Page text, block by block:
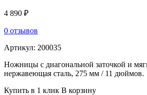
4 890 ₽
0 отзывов
Артикул: 200035
Ножницы с диагональной заточкой и
нержавеющая сталь, 275 мм / 11
Купить в 1 клик В корзину